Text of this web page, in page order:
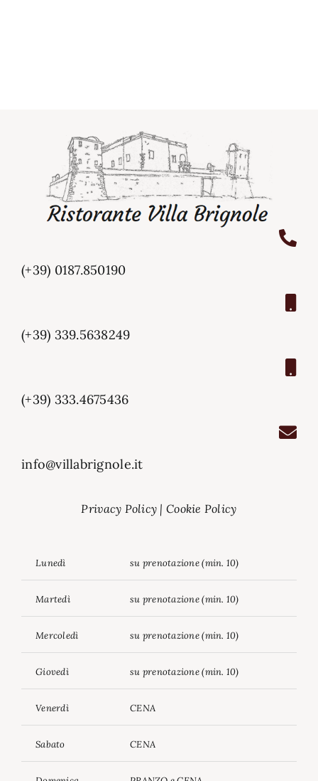
(+39) 0187.850190
(+39) 339.5638249
(+39) 333.4675436
info@villabrignole.it
Privacy Policy |Cookie Policy
Lunedì su prenotazione (min. 10)
Martedì su prenotazione (min. 10)
Mercoledì su prenotazione (min. 10)
Giovedì su prenotazione (min. 10)
Venerdì CENA
Sabato CENA